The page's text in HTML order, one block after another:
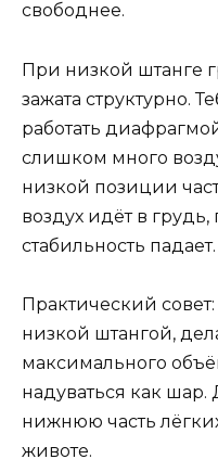
свободнее.
При низкой штанге
зажата структурно.
работать
слишком много
низкой позиции
воздух идёт в
стабильность падает.
Практический
низкой штангой,
максимального
надуваться как шар.
нижнюю часть
животе.